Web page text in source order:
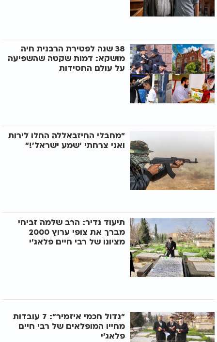
38 שנה לפטירת הרבנית חיה
מושקא: דמות שקטה שהשפיעה
על עולם החסידות
"מחבלי החיזבאללה החלו לירות
ואני צרחתי 'שמע ישראל'!"
תיעוד נדיר: הרב שלמה זביחי
מברך את צופי ערוץ 2000
מציונו של רבי חיים פלאג'י
"גדול חכמי איזמיר": 7 עובדות
מחייו המופלאים של רבי חיים
פלאג'י